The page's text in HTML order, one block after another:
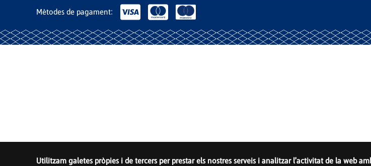
Utilitzam galetes pròpies i de tercers per prestar els nostres serveis i analitzar l'activitat de la web
Mètodes de pagament: